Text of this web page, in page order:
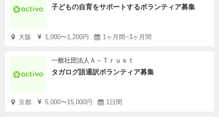
子どもの自育をサポートするボランティア募集
大阪 1,000〜1,200円 1ヶ月間~3ヶ月間
一般社団法人Ａ－Ｔｒｕｓｔ
タガログ語通訳ボランティア募集
京都 5,000〜15,000円 1日間